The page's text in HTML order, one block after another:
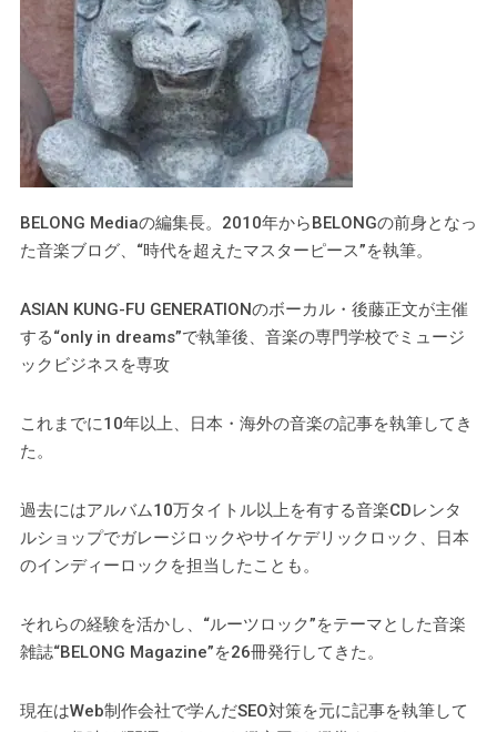
BELONG Mediaの編集長。2010年からBELONGの前身となっ
た音楽ブログ、“時代を超えたマスターピース”を執筆。
ASIAN KUNG-FU GENERATIONのボーカル・​後藤正文が主催
する“only in dreams”で執筆後、音楽の専門学校でミュージ
ックビジネスを専攻
これまでに10年以上、日本・海外の音楽の記事を執筆してき
た。
過去にはアルバム10万タイトル以上を有する音楽CDレンタ
ルショップでガレージロックやサイケデリックロック、日本
のインディーロックを担当したことも。
それらの経験を活かし、“ルーツロック”をテーマとした音楽
雑誌“BELONG Magazine”を26冊発行してきた。
現在はWeb制作会社で学んだSEO対策を元に記事を執筆して